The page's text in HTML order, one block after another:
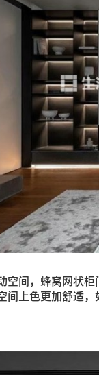
空间，蜂窝网状
间上色更加舒适